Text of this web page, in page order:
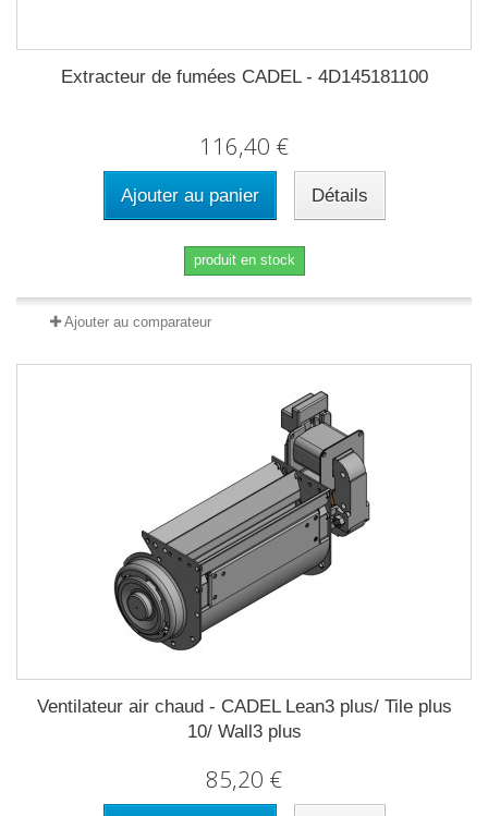
Extracteur de fumées CADEL - 4D145181100
116,40 €
Ajouter au panier Détails
produit en stock
Ajouter au comparateur
Ventilateur air chaud - CADEL Lean3 plus/ Tile plus
10/ Wall3 plus
85,20 €